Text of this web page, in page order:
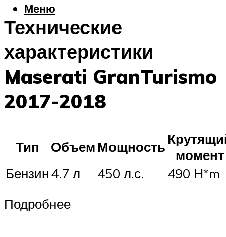
Меню
Технические
характеристики
Maserati GranTurismo
2017-2018
Тип ОбъемМощность
момент
Бензин4.7 л 450 л.с.
490 H*m
Подробнее